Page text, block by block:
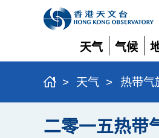
天气
展
开
气候
展
开
> 天气 > 热带气
二零一五热带